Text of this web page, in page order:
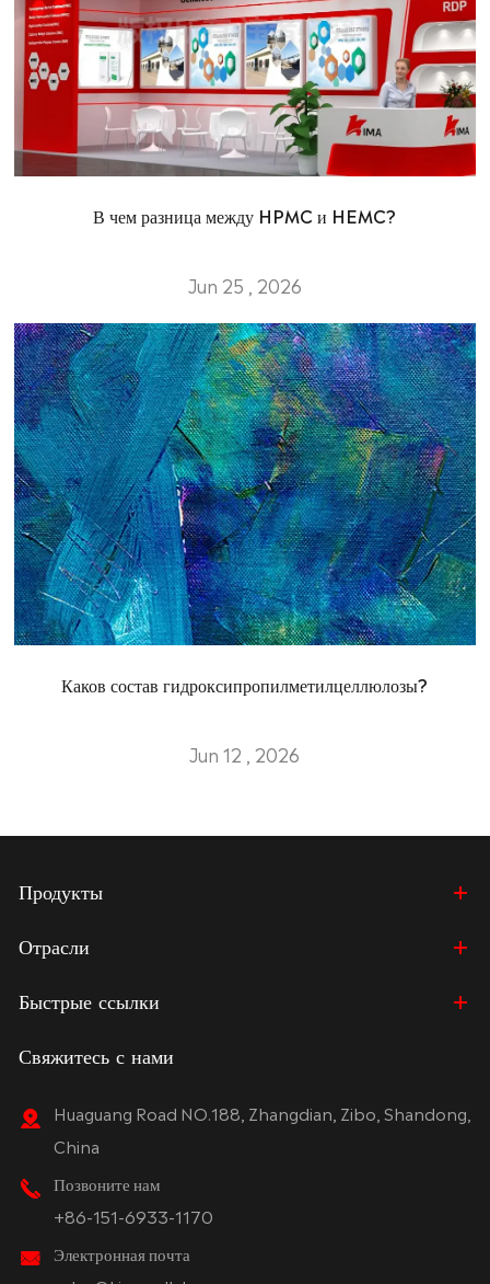
В чем разница между HPMC и HEMC?
Jun 25 , 2026
Каков состав гидроксипропилметилцеллюлозы?
Jun 12 , 2026
Продукты
Отрасли
Быстрые ссылки
Свяжитесь с нами
Huaguang Road NO.188, Zhangdian, Zibo, Shandong,
China
Позвоните нам
+86-151-6933-1170
Электронная почта